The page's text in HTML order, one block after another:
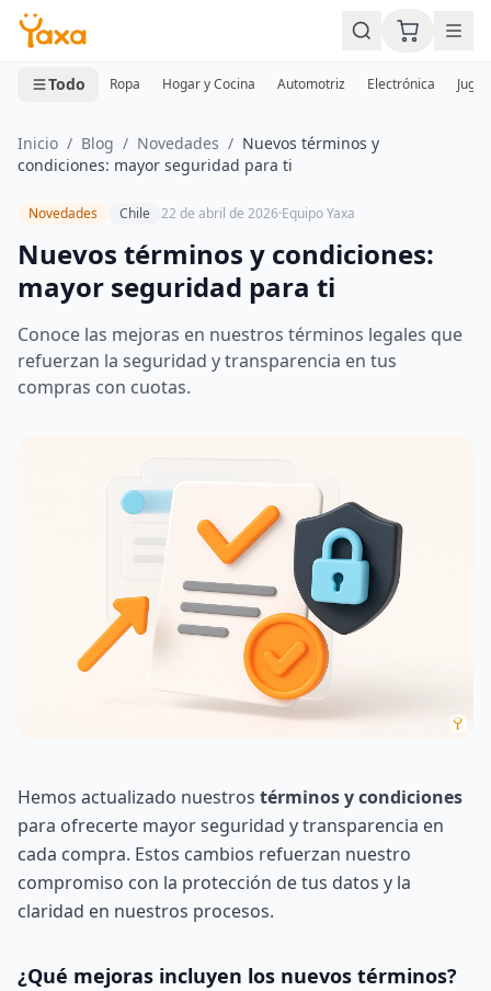
MINI CARRITO
0 productos
Todo Ropa Hogar y Cocina Automotriz Electrónica
Inicio / Blog / Novedades / Nuevos términos y
condiciones: mayor seguridad para ti
Novedades Chile 22 de abril de 2026·Equipo Yaxa
Nuevos términos y condiciones:
mayor seguridad para ti
Conoce las mejoras en nuestros términos legales que
refuerzan la seguridad y transparencia en tus
compras con cuotas.
Hemos actualizado nuestros términos y condiciones
para ofrecerte mayor seguridad y transparencia en
cada compra. Estos cambios refuerzan nuestro
compromiso con la protección de tus datos y la
claridad en nuestros procesos.
¿Qué mejoras incluyen los nuevos términos?